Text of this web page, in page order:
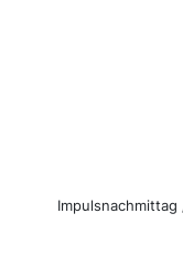
Impulsnachmittag